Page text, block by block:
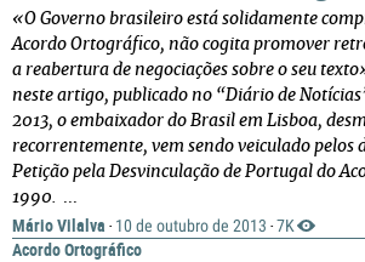
«O Governo brasileiro está solidamente
Acordo Ortográfico, não cogita promover
a reabertura de negociações sobre o seu
neste artigo, publicado no “Diário de
2013, o embaixador do Brasil em Lisboa,
recorrentemente, vem sendo veiculado pelos
Petição pela Desvinculação de Portugal do
1990. ...
Mário Vilalva · 10 de outubro de 2013 · 7K
Acordo Ortográfico